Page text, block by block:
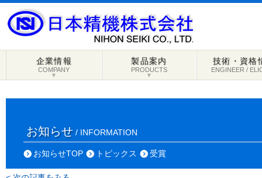
▼
企業情報
COMPANY
▼
製品案内
PRODUCTS
技術・資格
ENGINEER /
お知らせ/ INFORMATION
お知らせTOP トピックス 受賞